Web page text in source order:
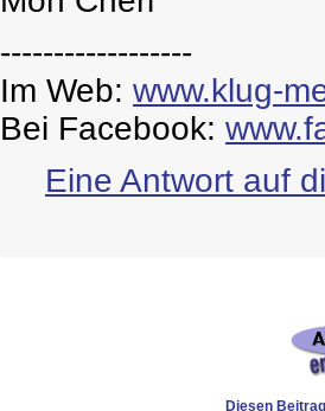
------------------
Im Web: www.klug-
Bei Facebook:
Eine Antwort auf
Diesen